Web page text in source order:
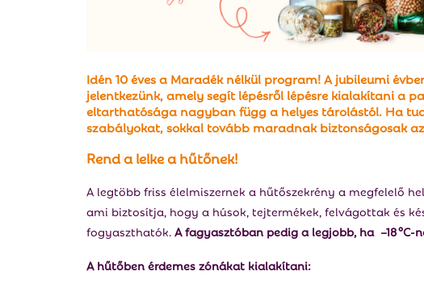
Idén 10 éves a Maradék nélkül program! A jubileumi
jelentkezünk, amely segít lépésről lépésre kialakítani a
eltarthatósága nagyban függ a helyes tárolástól. Ha
szabályokat, sokkal tovább maradnak biztonságosak
Rend a lelke a hűtőnek!
A legtöbb friss élelmiszernek a hűtőszekrény a megfelelő
ami biztosítja, hogy a húsok, tejtermékek, felvágottak és
fogyaszthatók.A fagyasztóban pedig a legjobb, ha –18
A hűtőben érdemes zónákat kialakítani: